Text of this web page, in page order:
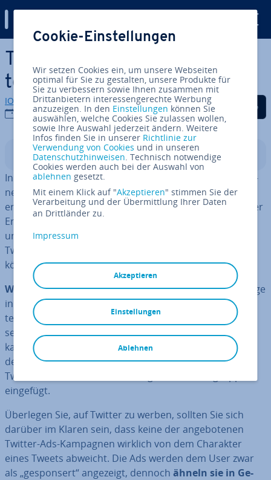
Zum Haupt­in­halt springen
Twitter Ads: Twitter für Un­
ter­neh­men – Teil 3
IONOS Redaktion
30.01.2019
Auf Facebook teilen
Auf Twitter teilen
Auf LinkedIn
In­halts­ver­zeich­nis
In den ersten beiden Teilen der Serie „Twitter für Un­ter­
neh­men“ be­han­del­ten wirTwitter-Stra­te­gien für einen
er­folg­rei­chen Un­ter­neh­mens­ac­count und Methoden der
Er­folgs­mes­sung mit
und letzten Teil der Serie zeigen wir Ihnen, wie Sie auf
Twitter Werbung, so­ge­nann­te Twitter Ads, schalten
können.
Was genau sind Twitter Ads? „Twitter Ads“ sind Beiträge
innerhalb eines von Twitter un­ter­hal­te­nen Wer­be­sys­
tems, mit dem jeder Twitter-Nutzer seine Tweets oder
seinen Account bei anderen Twitter-Usern promoten
kann. Schaltet man Wer­be­an­zei­gen auf Twitter, so wird
der ge­spon­ser­te Inhalt, ähnlich wie ein or­ga­ni­scher
Tweet, in die Timeline einer aus­ge­wähl­ten Ziel­grup­pe
eingefügt.
Überlegen Sie, auf Twitter zu werben, sollten Sie sich
darüber im Klaren sein, dass keine der an­ge­bo­te­nen
Twitter-Ads-Kampagnen wirklich von dem Charakter
eines Tweets abweicht. Die Ads werden dem User zwar
als „ge­spon­sert“ angezeigt, dennoch ähneln sie in Ge­
Cookie-Einstellungen
Wir setzen Cookies ein, um unsere Webseiten
optimal für Sie zu gestalten, unsere Produkte für
Sie zu verbessern sowie Ihnen zusammen mit
Drittanbietern interessengerechte Werbung
anzuzeigen. In den Einstellungen können Sie
auswählen, welche Cookies Sie zulassen wollen,
sowie Ihre Auswahl jederzeit ändern. Weitere
Infos finden Sie in unserer Richtlinie zur
Verwendung von Cookies und in unseren
Datenschutzhinweisen. Technisch notwendige
Cookies werden auch bei der Auswahl von
ablehnen gesetzt.
Mit einem Klick auf "Akzeptieren" stimmen Sie der
Verarbeitung und der Übermittlung Ihrer Daten
an Drittländer zu.
Impressum
Akzeptieren
Ablehnen
Einstellungen